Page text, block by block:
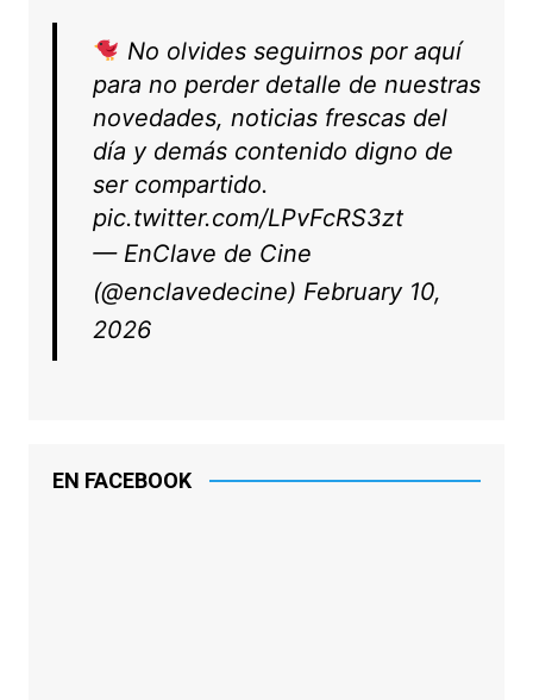
No olvides seguirnos por aquí
para no perder detalle de nuestras
novedades, noticias frescas del
día y demás contenido digno de
ser compartido.
pic.twitter.com/LPvFcRS3zt
— EnClave de Cine
(@enclavedecine) February 10,
2026
EN FACEBOOK